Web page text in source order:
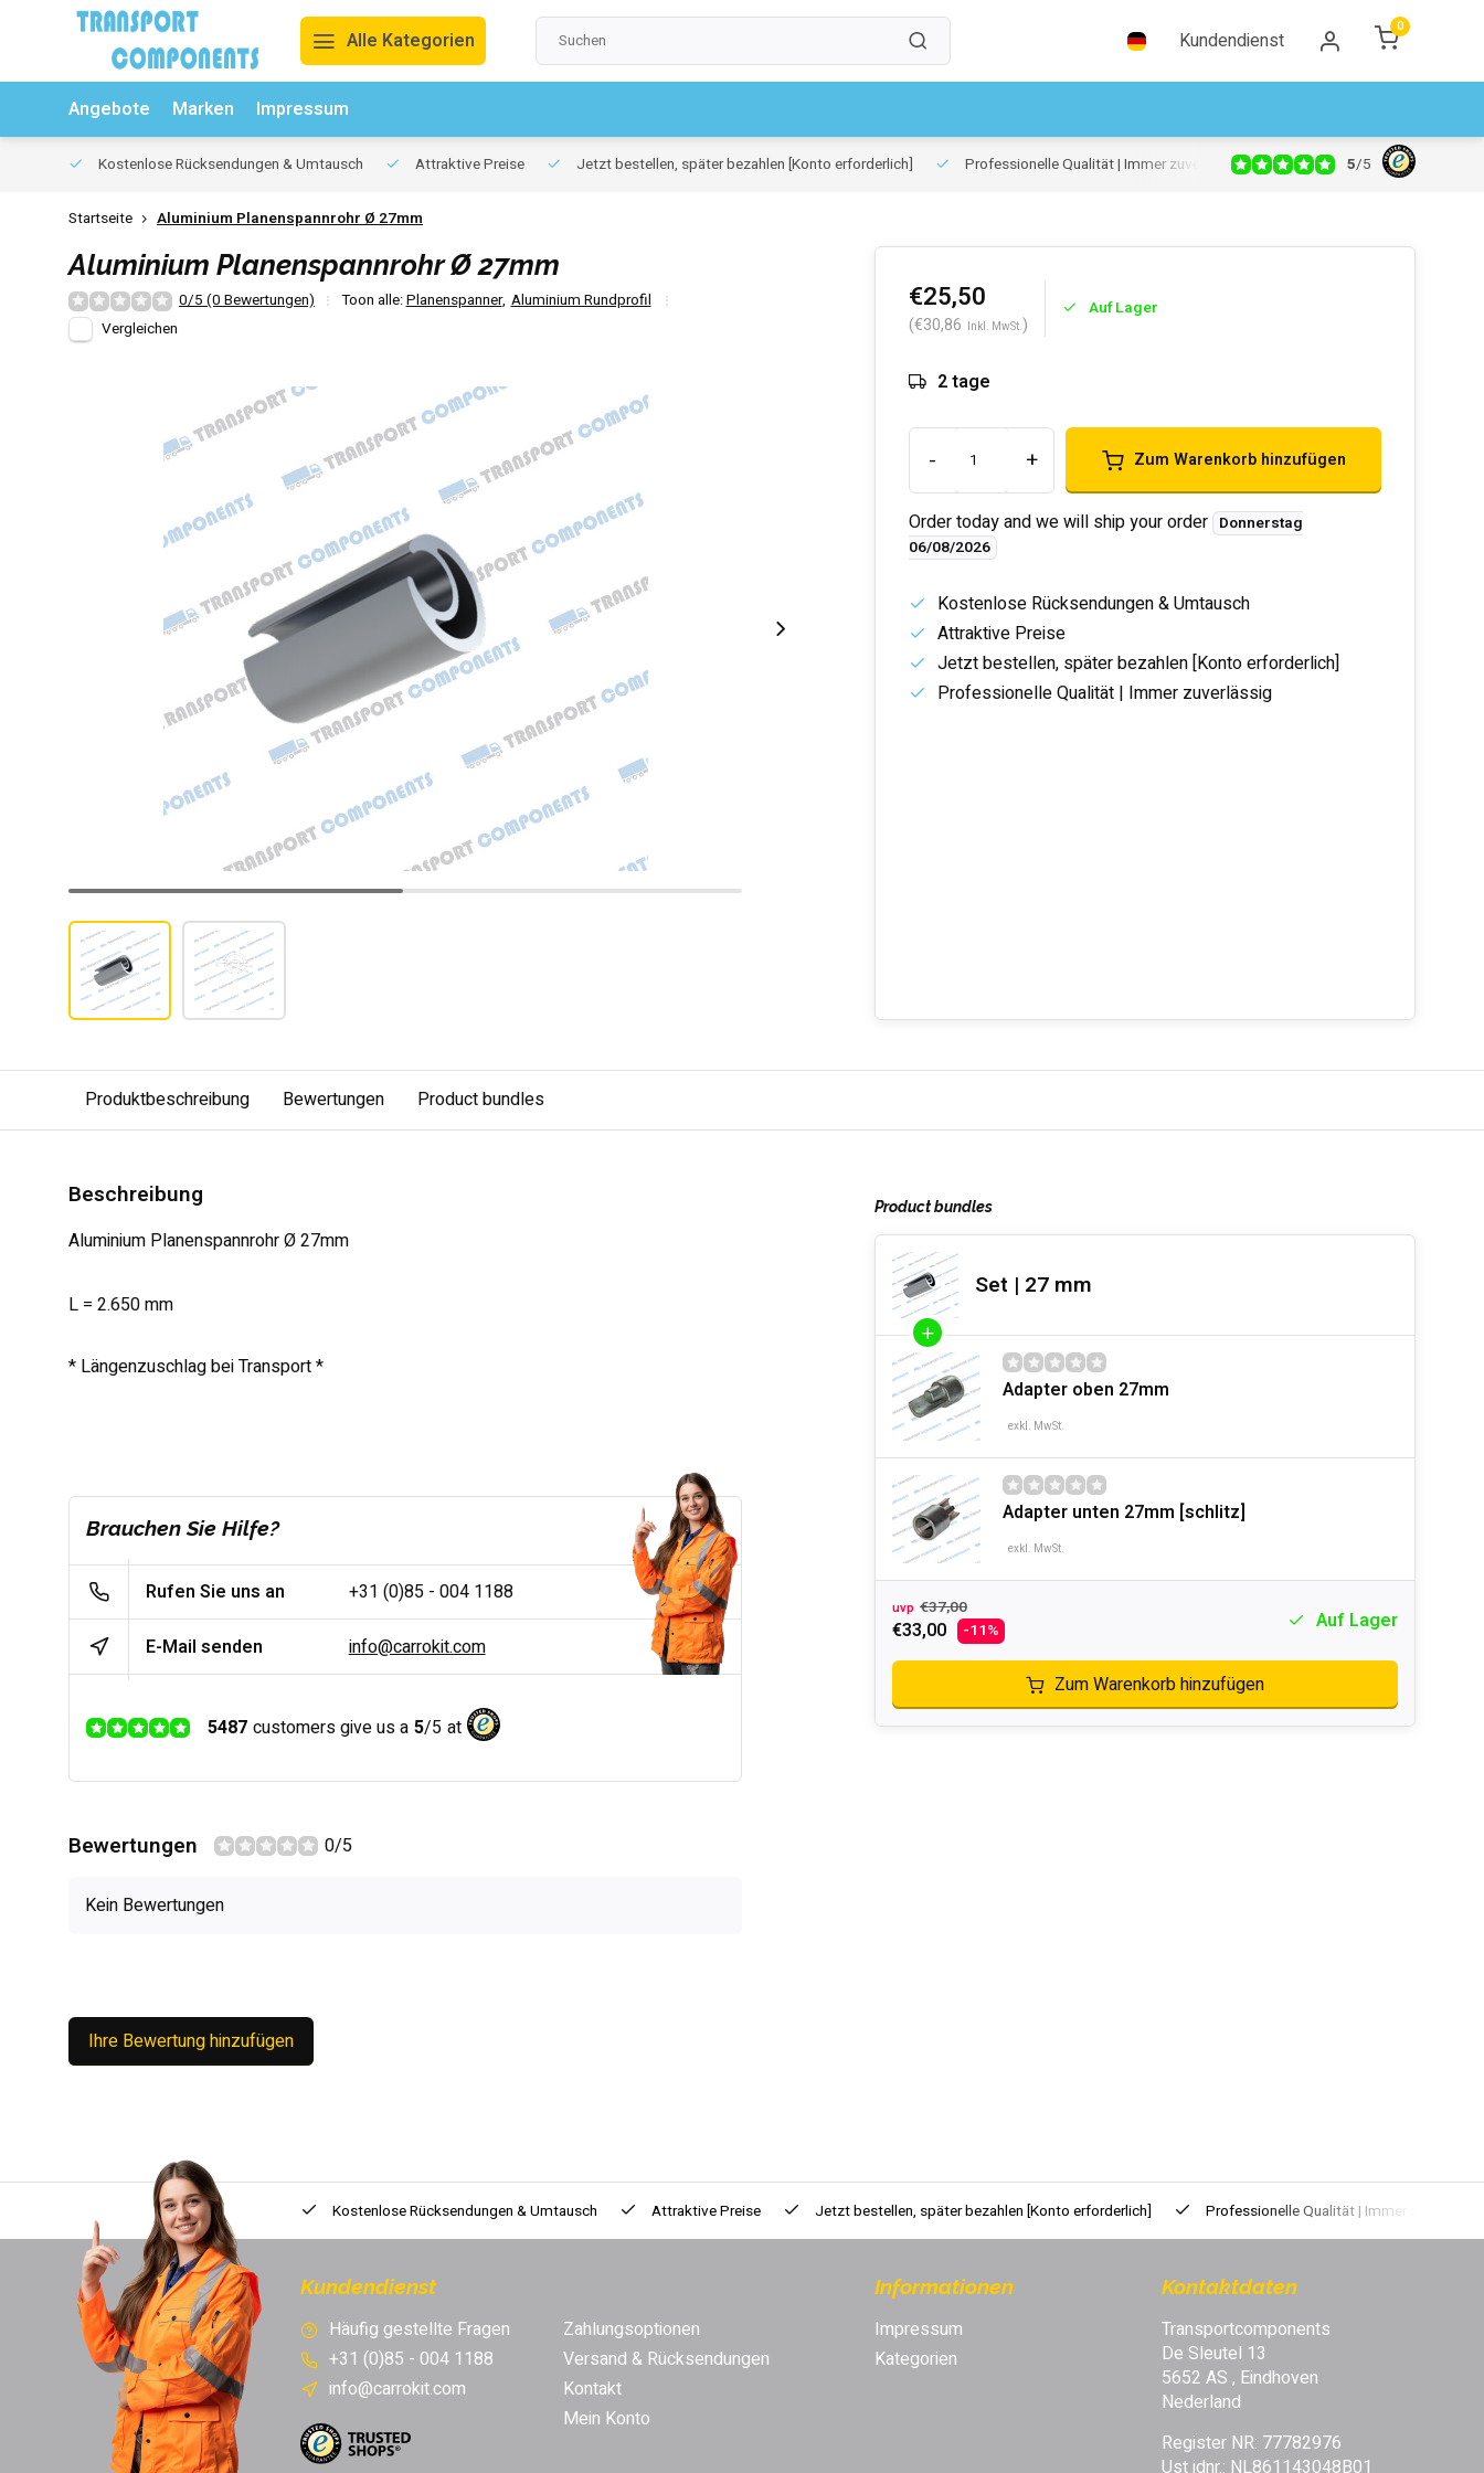
Alle Kategorien Kundendienst
0
Angebote Marken Impressum
Kostenlose Rücksendungen & Umtausch Attraktive Preise Jetzt bestellen, später bezahlen [Konto erforderlich] Professionelle Qualität | Immer zuverlässig 5/5
Startseite Aluminium Planenspannrohr Ø 27mm
Aluminium Planenspannrohr Ø 27mm
0/5 (0 Bewertungen) Toon alle:Planenspanner, Aluminium Rundprofil
Vergleichen
€25,50
(€30,86 Inkl. MwSt.)
Auf Lager
2 tage
- + Zum Warenkorb hinzufügen
Order today and we will ship your order Donnerstag
06/08/2026
Kostenlose Rücksendungen & Umtausch
Attraktive Preise
Jetzt bestellen, später bezahlen [Konto erforderlich]
Professionelle Qualität | Immer zuverlässig
Produktbeschreibung Bewertungen Product bundles
Beschreibung
Aluminium Planenspannrohr Ø 27mm
L = 2.650 mm
* Längenzuschlag bei Transport *
Brauchen Sie Hilfe?
Rufen Sie uns an +31 (0)85 - 004 1188
E-Mail senden info@carrokit.com
5487 customers give us a 5/5 at
Bewertungen 0/5
Kein Bewertungen
Ihre Bewertung hinzufügen
Product bundles
Set | 27 mm
Adapter oben 27mm
exkl. MwSt.
Adapter unten 27mm [schlitz]
exkl. MwSt.
uvp €37,00
€33,00 -11% Auf Lager
Zum Warenkorb hinzufügen
Kostenlose Rücksendungen & Umtausch Attraktive Preise Jetzt bestellen, später bezahlen [Konto erforderlich] Professionelle Qualität | Immer zuverlässig
Kundendienst
Häufig gestellte Fragen
+31 (0)85 - 004 1188
info@carrokit.com
Zahlungsoptionen
Versand & Rücksendungen
Kontakt
Mein Konto
Informationen
Impressum
Kategorien
Kontaktdaten
Transportcomponents
De Sleutel 13
5652 AS , Eindhoven
Nederland
Register NR: 77782976
Ust idnr.: NL861143048B01